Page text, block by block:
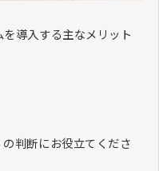
導入する主なメリット
の判断にお役立てくださ